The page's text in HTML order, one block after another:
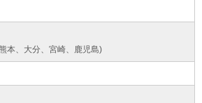
本、大分、宮崎、鹿児島)